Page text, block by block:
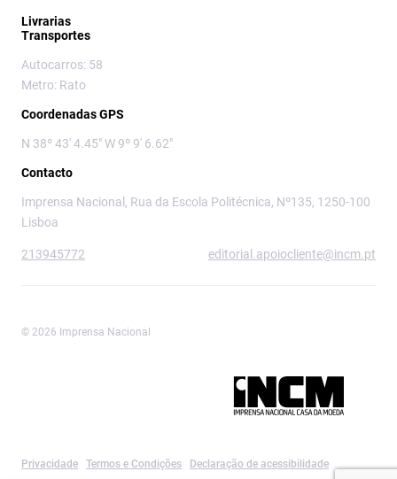
Livrarias
Transportes
Autocarros: 58
Metro: Rato
Coordenadas GPS
N 38º 43' 4.45" W 9º 9' 6.62"
Contacto
Imprensa Nacional, Rua da Escola Politécnica, Nº135, 1250-100
Lisboa
213945772 editorial.apoiocliente@incm.pt
© 2026 Imprensa Nacional
Privacidade Termos e Condições Declaração de acessibilidade